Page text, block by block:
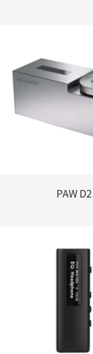
PAW D2